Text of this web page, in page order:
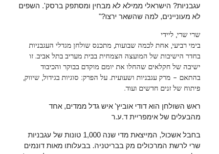
עגבניות? הישראלי ממילא לא מבחין ומסתפק ברסק'. השפים
לא מעוניינים, למה שהשאר ירצו?"
שרי שרי, ליידי
בימי רביעי, אחת לכמה שבועות, מתכנס שולחן מגדלי העגבניות
בחדר הישיבות של המועצה הצמחית בבית מעריב בתל אביב. זו
ישיבה של חקלאים שהחלו את יומם מוקדם בבוקר והכיבוד
בהתאם – מרק עגבניות ושעועית. על הפרק: סוגיות בגידול, שיווק,
פיתוח של זנים חדשים ועוד.
ראש השולחן הוא דודי אוביץ' איש גדל ממדים, אחד
מהבעלים של אימפריית ד.ע.ר
בחבל אשכול, המייצאת מדי שנה 1,000 טונות של עגבניות
שרי לרשת המרכולים מק בבריטניה. בבעלותו מאות דונמים